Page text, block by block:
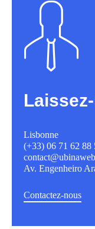
Lisbonne
(+33) 06 71 62 88
Av. Engenheiro
Contactez-nous